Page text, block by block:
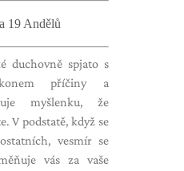
19 Andělů
duchovně spjato s
příčiny a
myšlenku, že
V podstatě, když se
vesmír se
vás za vaše